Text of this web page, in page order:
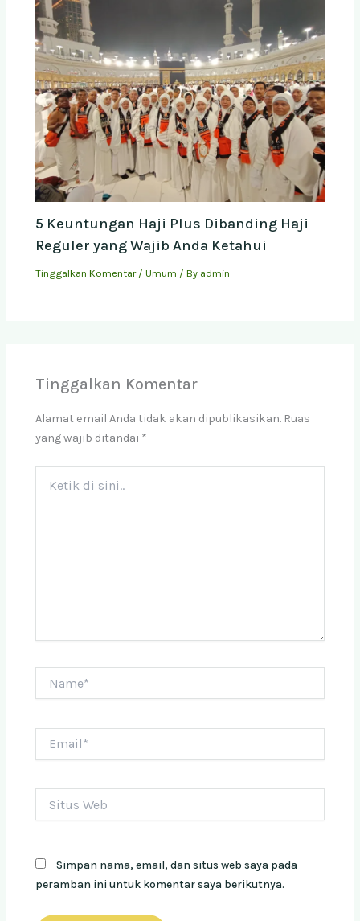
5 Keuntungan Haji Plus Dibanding Haji
Reguler yang Wajib Anda Ketahui
Tinggalkan Komentar /Umum / By admin
Tinggalkan Komentar
Alamat email Anda tidak akan dipublikasikan. Ruas
yang wajib ditandai *
Web
Simpan nama, email, dan situs web saya pada
peramban ini untuk komentar saya berikutnya.